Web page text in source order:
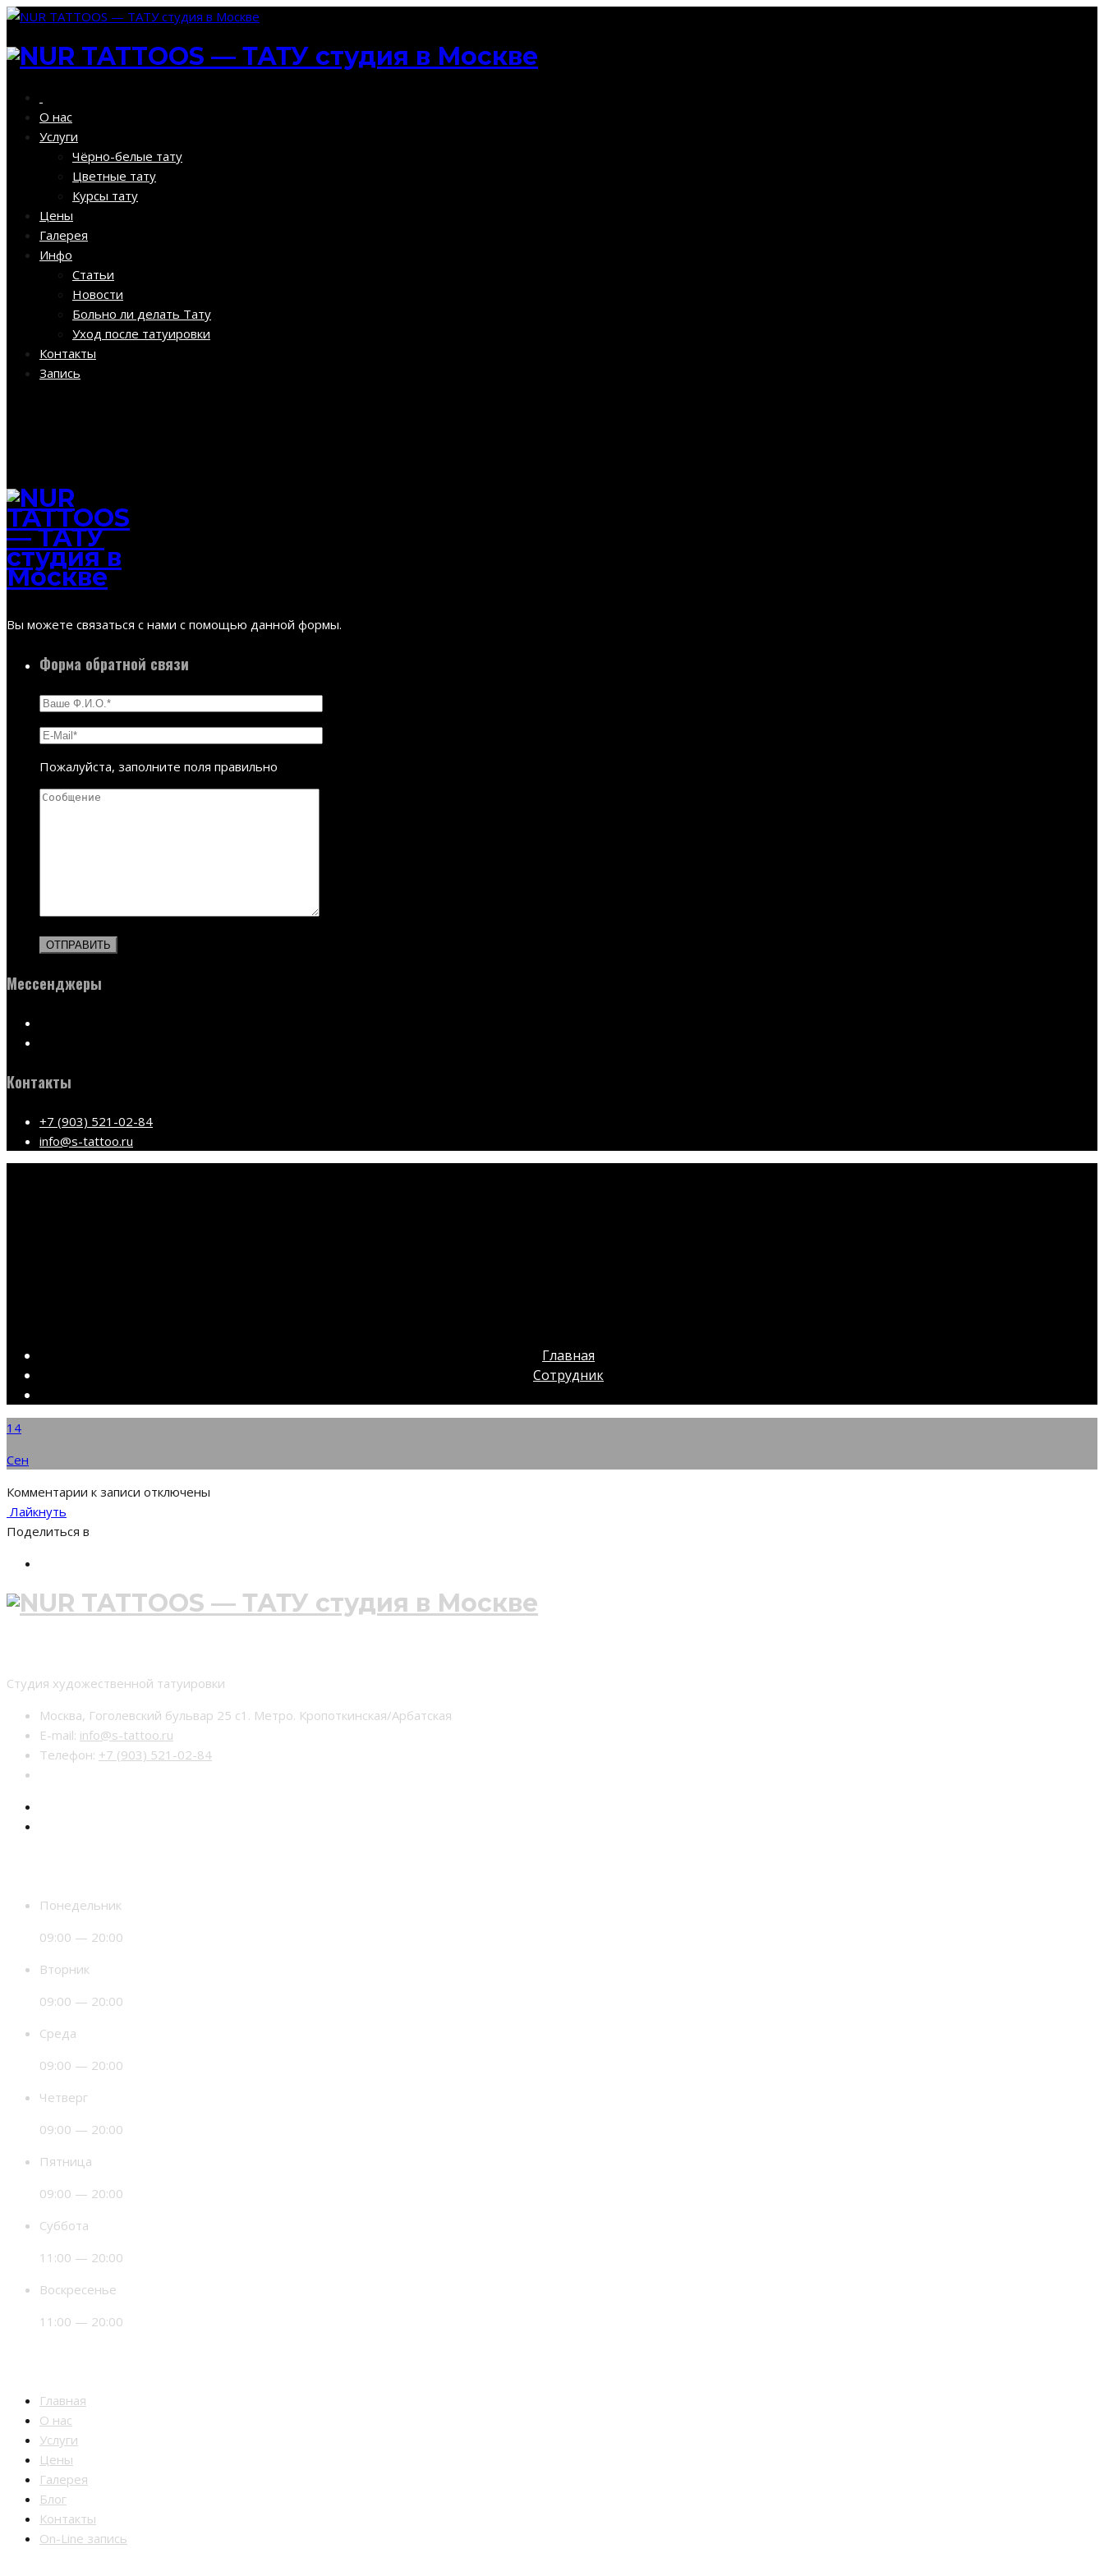
О нас
Услуги
Чёрно-белые тату
Цветные тату
Курсы тату
Цены
Галерея
Инфо
Статьи
Новости
Больно ли делать Тату
Уход после татуировки
Контакты
Запись
Вы можете связаться с нами с помощью данной формы.
Форма обратной связи
Пожалуйста, заполните поля правильно
Мессенджеры
Контакты
+7 (903) 521-02-84
info@s-tattoo.ru
Главная
Сотрудник
14
Сен
Комментарии к записи отключены
Лайкнуть
Поделиться в
Студия художественной татуировки
Москва, Гоголевский бульвар 25 с1. Метро. Кропоткинская/Арбатская
E-mail: info@s-tattoo.ru
Телефон: +7 (903) 521-02-84
Понедельник
09:00 — 20:00
Вторник
09:00 — 20:00
Среда
09:00 — 20:00
Четверг
09:00 — 20:00
Пятница
09:00 — 20:00
Суббота
11:00 — 20:00
Воскресенье
11:00 — 20:00
Главная
О нас
Услуги
Цены
Галерея
Блог
Контакты
On-Line запись